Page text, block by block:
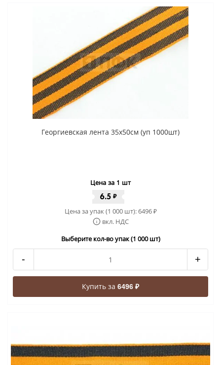
Георгиевская лента 35x50cм (уп 1000шт)
Цена за 1 шт
6.5 ₽
Цена за упак (1 000 шт):6496₽
вкл. НДС
Выберите кол-во упак (1 000 шт)
- +
Купить за 6496 ₽